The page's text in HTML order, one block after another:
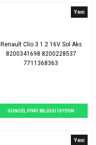
Yeni
Renault Clio 3 1.2 16V Sol Aks
8200341698 8200228537
7711368363
GÜNCEL FİYAT BİLGİSİ İSTEYİN
Yeni